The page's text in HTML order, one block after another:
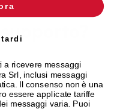
a ricevere messaggi
Srl, inclusi messaggi
Il consenso non è una
essere applicate tariffe
messaggi varia. Puoi